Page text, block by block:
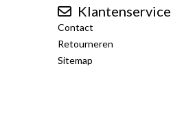
Klantenservice
Contact
Retourneren
Sitemap